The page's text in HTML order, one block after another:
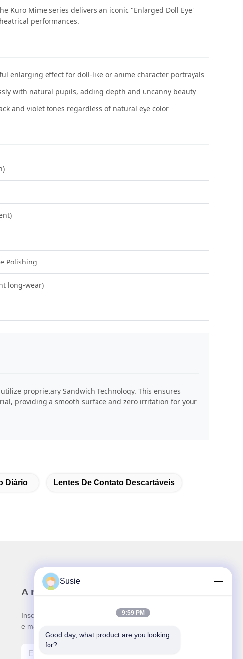
Kuro Mime series delivers an iconic "Enlarged Doll Eye"
performances.
enlarging effect for doll-like or anime character portrayals
with natural pupils, adding depth and uncanny beauty
and violet tones regardless of natural eye color
Polishing
long-wear)
proprietary Sandwich Technology. This ensures
providing a smooth surface and zero irritation for your
Diário Lentes De Contato Descartáveis
A nossa newsletter
Inscreva-se no nosso boletim informativo para obter descontos
e mais.
Susie
9:59 PM
Good day, what product are you looking
for?